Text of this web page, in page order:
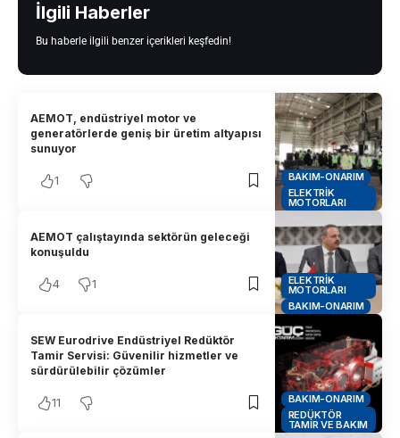
İlgili Haberler
Bu haberle ilgili benzer içerikleri keşfedin!
BAKIM-ONARIM
ELEKTRIK
MOTORLARI
AEMOT, endüstriyel motor ve
generatörlerde geniş bir üretim altyapısı
sunuyor
1
ELEKTRIK
MOTORLARI
BAKIM-ONARIM
AEMOT çalıştayında sektörün geleceği
konuşuldu
4 1
BAKIM-ONARIM
REDÜKTÖR
TAMIR VE BAKIM
SEW Eurodrive Endüstriyel Redüktör
Tamir Servisi: Güvenilir hizmetler ve
sürdürülebilir çözümler
11